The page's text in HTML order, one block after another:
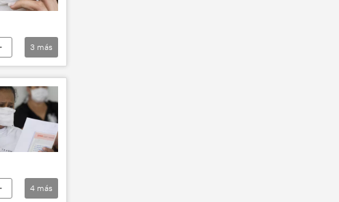
3 más
4 más